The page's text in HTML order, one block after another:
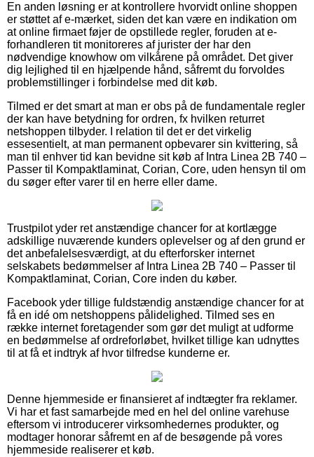
En anden løsning er at kontrollere hvorvidt online shoppen
er støttet af e-mærket, siden det kan være en indikation om
at online firmaet føjer de opstillede regler, foruden at e-
forhandleren tit monitoreres af jurister der har den
nødvendige knowhow om vilkårene på området. Det giver
dig lejlighed til en hjælpende hånd, såfremt du forvoldes
problemstillinger i forbindelse med dit køb.
Tilmed er det smart at man er obs på de fundamentale regler
der kan have betydning for ordren, fx hvilken returret
netshoppen tilbyder. I relation til det er det virkelig
essesentielt, at man permanent opbevarer sin kvittering, så
man til enhver tid kan bevidne sit køb af Intra Linea 2B 740 –
Passer til Kompaktlaminat, Corian, Core, uden hensyn til om
du søger efter varer til en herre eller dame.
Trustpilot yder ret anstændige chancer for at kortlægge
adskillige nuværende kunders oplevelser og af den grund er
det anbefalelsesværdigt, at du efterforsker internet
selskabets bedømmelser af Intra Linea 2B 740 – Passer til
Kompaktlaminat, Corian, Core inden du køber.
Facebook yder tillige fuldstændig anstændige chancer for at
få en idé om netshoppens pålidelighed. Tilmed ses en
række internet foretagender som gør det muligt at udforme
en bedømmelse af ordreforløbet, hvilket tillige kan udnyttes
til at få et indtryk af hvor tilfredse kunderne er.
Denne hjemmeside er finansieret af indtægter fra reklamer.
Vi har et fast samarbejde med en hel del online varehuse
eftersom vi introducerer virksomhedernes produkter, og
modtager honorar såfremt en af de besøgende på vores
hjemmeside realiserer et køb.